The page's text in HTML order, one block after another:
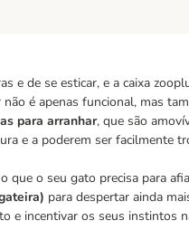
e de se esticar, e a caixa
é apenas funcional, mas
para arranhar, que são
e a poderem ser facilmente
que o seu gato precisa para
para despertar ainda
e incentivar os seus instintos